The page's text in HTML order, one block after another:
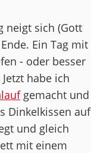
neigt sich (Gott
Ein Tag mit
- oder besser
habe ich
gemacht und
Dinkelkissen auf
und gleich
mit einem